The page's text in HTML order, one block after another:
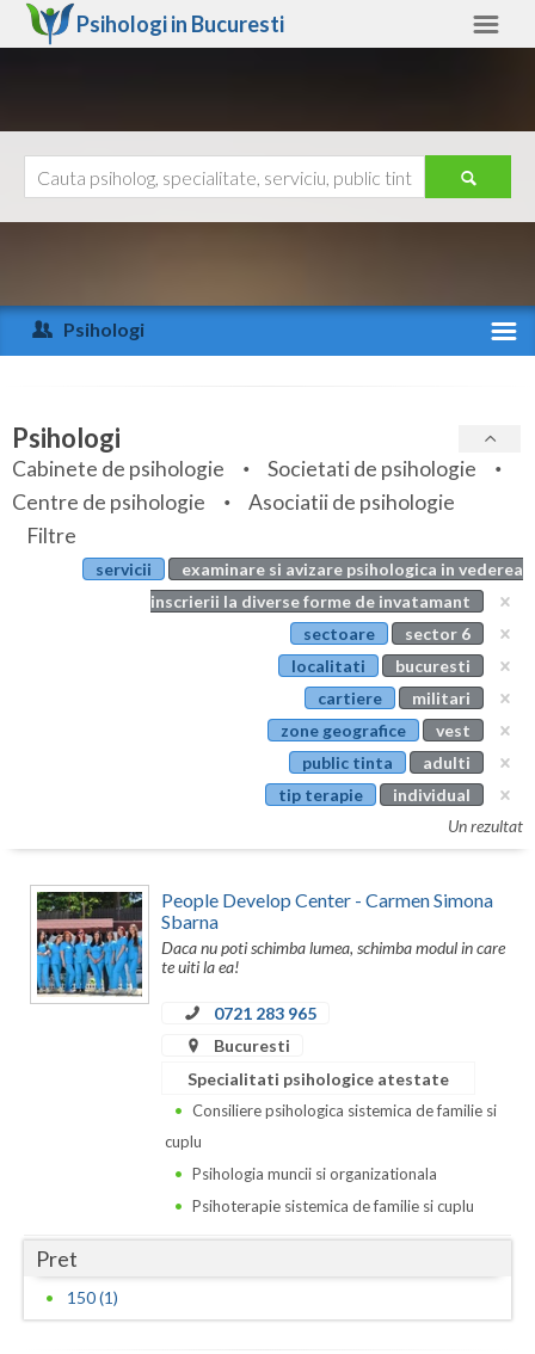
Psihologi in Bucuresti
Arad
Arges
Bihor
Bistrita-Nasaud
Botosani
Cluj
Constanta
Covasna
Harghita
Hunedoara
Ajutor
Psihologi
Specialitati
Servicii
Articole
Evenimente
Psihologi
Cabinete de psihologie
Societati de psihologie
Centre de psihologie
Asociatii de psihologie
Filtre
servicii
examinare si avizare psihologica in vederea
inscrierii la diverse forme de invatamant
sectoare
sector 6
localitati
bucuresti
cartiere
militari
zone geografice
vest
public tinta
adulti
tip terapie
individual
Un rezultat
People Develop Center - Carmen Simona
Sbarna
Daca nu poti schimba lumea, schimba modul in care
te uiti la ea!
0721 283 965
Bucuresti
Specialitati psihologice atestate
Consiliere psihologica sistemica de familie si
cuplu
Psihologia muncii si organizationala
Psihoterapie sistemica de familie si cuplu
Pret
150 (1)